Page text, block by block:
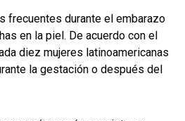
frecuentes durante el embarazo
en la piel. De acuerdo con el
diez mujeres latinoamericanas
la gestación o después del